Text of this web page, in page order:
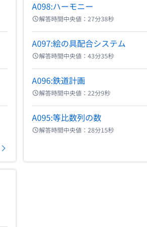
A098:ハーモニー
解答時間中央値： 27分38秒
A097:絵の具配合システム
解答時間中央値： 43分35秒
A096:鉄道計画
解答時間中央値： 22分9秒
A095:等比数列の数
解答時間中央値： 28分15秒